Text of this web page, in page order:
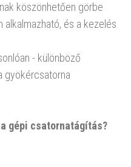
köszönhetően görbe
és a kezelés
- különböző
gyökércsatorna
gépi csatornatágítás?